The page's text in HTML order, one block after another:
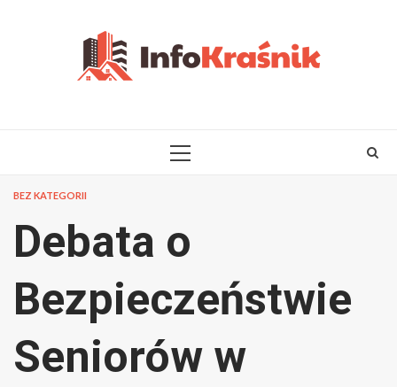
PRIMARY
BEZ KATEGORII
Debata o
Bezpieczeństwie
Seniorów w